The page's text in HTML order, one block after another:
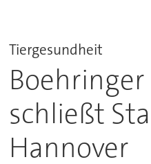
Tiergesundheit
schließt
Hannover